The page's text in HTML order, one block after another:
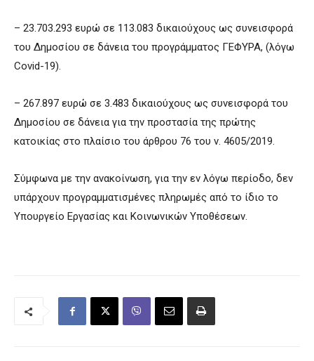
– 23.703.293 ευρώ σε 113.083 δικαιούχους ως συνεισφορά
του Δημοσίου σε δάνεια του προγράμματος ΓΕΦΥΡΑ, (λόγω
Covid-19).
– 267.897 ευρώ σε 3.483 δικαιούχους ως συνεισφορά του
Δημοσίου σε δάνεια για την προστασία της πρώτης
κατοικίας στο πλαίσιο του άρθρου 76 του ν. 4605/2019.
Σύμφωνα με την ανακοίνωση, για την εν λόγω περίοδο, δεν
υπάρχουν προγραμματισμένες πληρωμές από το ίδιο το
Υπουργείο Εργασίας και Κοινωνικών Υποθέσεων.